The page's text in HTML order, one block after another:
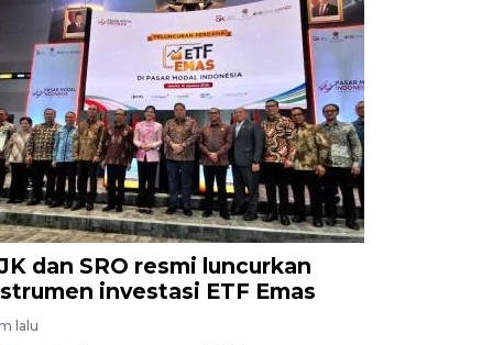
dan SRO resmi luncurkan
investasi ETF Emas
lalu